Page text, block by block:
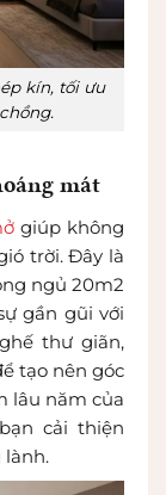
kín, tối ưu
mát
giúp không
trời. Đây là
ngủ 20m2
gần gũi với
thư giãn,
tạo nên góc
lâu năm của
cải thiện
lành.